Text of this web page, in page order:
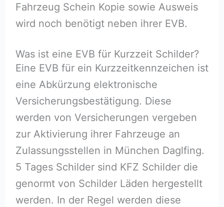
Fahrzeug Schein Kopie sowie Ausweis
wird noch benötigt neben ihrer EVB.
Was ist eine EVB für Kurzzeit Schilder?
Eine EVB für ein Kurzzeitkennzeichen ist
eine Abkürzung elektronische
Versicherungsbestätigung. Diese
werden von Versicherungen vergeben
zur Aktivierung ihrer Fahrzeuge an
Zulassungsstellen in München Daglfing.
5 Tages Schilder sind KFZ Schilder die
genormt von Schilder Läden hergestellt
werden. In der Regel werden diese